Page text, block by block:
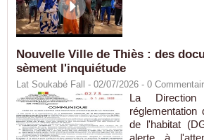
Nouvelle Ville de Thiès : des
sèment l'inquiétude
Lat Soukabé Fall - 02/07/2026 - 0
La
de l'habitat